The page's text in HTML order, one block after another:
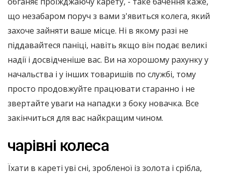
що незабаром поруч з вами з'явиться колега, який
захоче зайняти ваше місце. Ні в якому разі не
піддавайтеся паніці, навіть якщо він подає великі
надії і досвідченіше вас. Ви на хорошому рахунку у
начальства і у інших товаришів по службі, тому
просто продовжуйте працювати старанно і не
звертайте уваги на нападки з боку новачка. Все
закінчиться для вас найкращим чином.
чарівні колеса
Їхати в кареті уві сні, зробленої із золота і срібла,